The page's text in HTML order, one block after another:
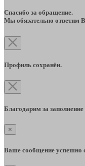
Спасибо за обращение.
Мы обязательно ответим
Профиль сохранён.
Благодарим за
×
Ваше сообщение успешно